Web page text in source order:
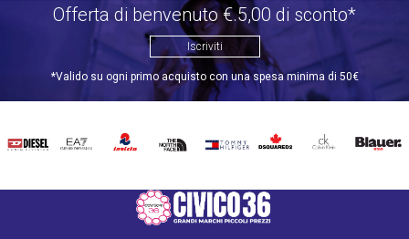
Civico36.store lavora costantemente per assicurare
la migliore esperienza di acquisto possibile,
offrendo un servizio clienti attento e disponibile, e
una vasta gamma di prodotti LOTTO sempre
disponibili. Acquistare su Civico36.store significa
scegliere la qualità, la comodità e il risparmio, il
professionale.
Offerta di benvenuto €.5,00 di sconto*
Iscriviti
*Valido su ogni primo acquisto con una spesa minima di 50€
DIESEL EA7 INVICTATHE
TOMMY
DSQUARED2
CALVIN BLAUER